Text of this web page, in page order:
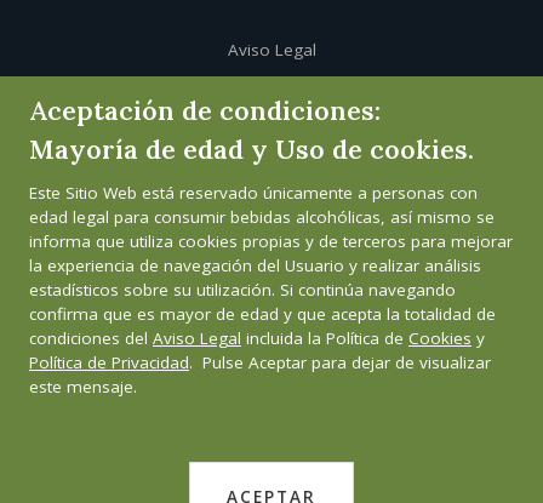
Aviso Legal
Política de cookies
Política de privacidad
Canal de informante
Aceptación de condiciones:
Mayoría de edad y Uso de cookies.
Este Sitio Web está reservado únicamente a personas con
edad legal para consumir bebidas alcohólicas, así mismo se
informa que utiliza cookies propias y de terceros para mejorar
la experiencia de navegación del Usuario y realizar análisis
estadísticos sobre su utilización. Si continúa navegando
confirma que es mayor de edad y que acepta la totalidad de
condiciones del Aviso Legal incluida la Política de Cookies y
Política de Privacidad. Pulse Aceptar para dejar de visualizar
este mensaje.
ACEPTAR